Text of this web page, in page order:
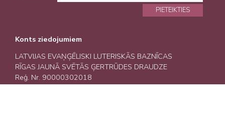
PIETEIKTIES
Konts ziedojumiem
LATVIJAS EVAŅĢĒLISKI LUTERISKĀS BAZNĪCAS
RĪGAS JAUNĀ SVĒTĀS ĢERTRŪDES DRAUDZE
Reģ. Nr. 90000302018